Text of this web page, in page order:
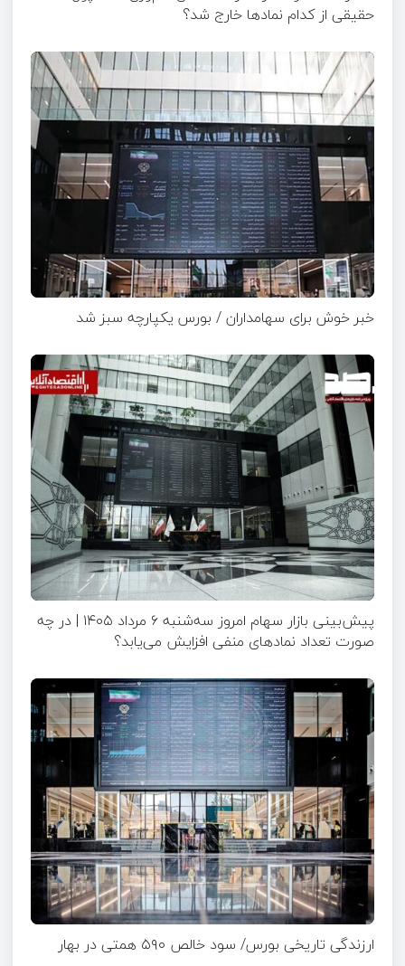
حقیقی از کدام نماد‌ها خارج شد؟
خبر خوش برای سهامداران / بورس یکپارچه سبز شد
پیش‌بینی بازار سهام امروز سه‌شنبه ۶ مرداد ۱۴۰۵ | در چه
صورت تعداد نماد‌های منفی افزایش می‌یابد؟
ارزندگی تاریخی بورس/ سود خالص ۵۹۰ همتی در بهار